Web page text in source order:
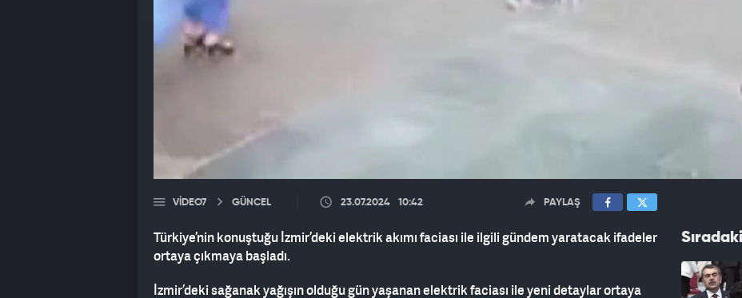
VIDEO7 GÜNCEL 23.07.2024 10:42 PAYLAŞ
Türkiye’nin konuştuğu İzmir’deki elektrik akımı faciası ile ilgili gündem yaratacak ifadeler
ortaya çıkmaya başladı.
İzmir’deki sağanak yağışın olduğu gün yaşanan elektrik faciası ile yeni detaylar ortaya